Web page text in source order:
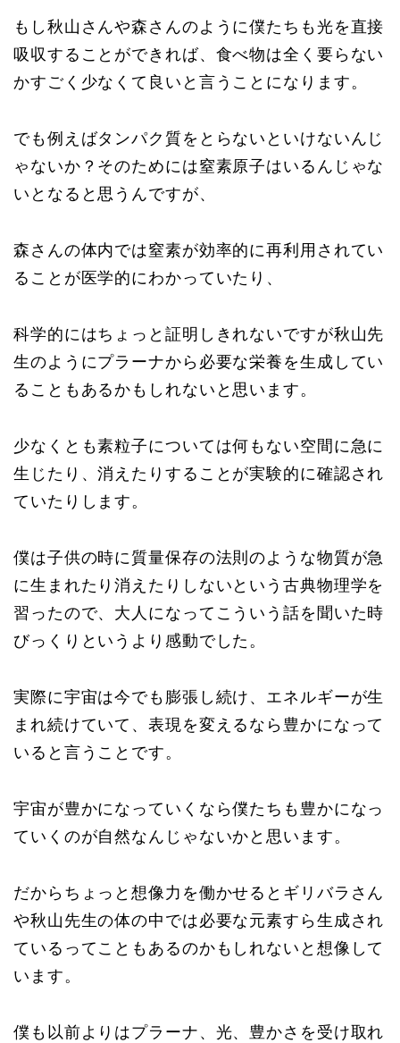
もし秋山さんや森さんのように僕たちも光を直接
吸収することができれば、食べ物は全く要らない
かすごく少なくて良いと言うことになります。
でも例えばタンパク質をとらないといけないんじ
ゃないか？そのためには窒素原子はいるんじゃな
いとなると思うんですが、
森さんの体内では窒素が効率的に再利用されてい
ることが医学的にわかっていたり、
科学的にはちょっと証明しきれないですが秋山先
生のようにプラーナから必要な栄養を生成してい
ることもあるかもしれないと思います。
少なくとも素粒子については何もない空間に急に
生じたり、消えたりすることが実験的に確認され
ていたりします。
僕は子供の時に質量保存の法則のような物質が急
に生まれたり消えたりしないという古典物理学を
習ったので、大人になってこういう話を聞いた時
びっくりというより感動でした。
実際に宇宙は今でも膨張し続け、エネルギーが生
まれ続けていて、表現を変えるなら豊かになって
いると言うことです。
宇宙が豊かになっていくなら僕たちも豊かになっ
ていくのが自然なんじゃないかと思います。
だからちょっと想像力を働かせるとギリバラさん
や秋山先生の体の中では必要な元素すら生成され
ているってこともあるのかもしれないと想像して
います。
僕も以前よりはプラーナ、光、豊かさを受け取れ